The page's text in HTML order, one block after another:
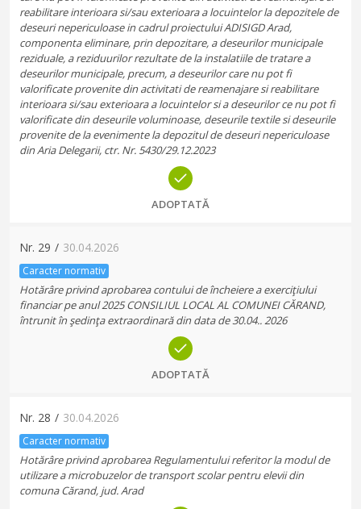
reabilitare interioara si/sau exterioara a locuintelor la depozitele de
deseuri nepericuloase in cadrul proiectului ADISIGD Arad,
componenta eliminare, prin depozitare, a deseurilor municipale
reziduale, a reziduurilor rezultate de la instalatiile de tratare a
deseurilor municipale, precum, a deseurilor care nu pot fi
valorificate provenite din activitati de reamenajare si reabilitare
interioara si/sau exterioara a locuintelor si a deseurilor ce nu pot fi
valorificate din deseurile voluminoase, deseurile textile si deseurile
provenite de la evenimente la depozitul de deseuri nepericuloase
din Aria Delegarii, ctr. Nr. 5430/29.12.2023
ADOPTATĂ
Nr. 29 / 30.04.2026
Caracter normativ
Hotărâre privind aprobarea contului de încheiere a exerciţiului
financiar pe anul 2025 CONSILIUL LOCAL AL COMUNEI CĂRAND,
întrunit în şedinţa extraordinară din data de 30.04.. 2026
ADOPTATĂ
Nr. 28 / 30.04.2026
Caracter normativ
Hotărâre privind aprobarea Regulamentului referitor la modul de
utilizare a microbuzelor de transport scolar pentru elevii din
comuna Cărand, jud. Arad